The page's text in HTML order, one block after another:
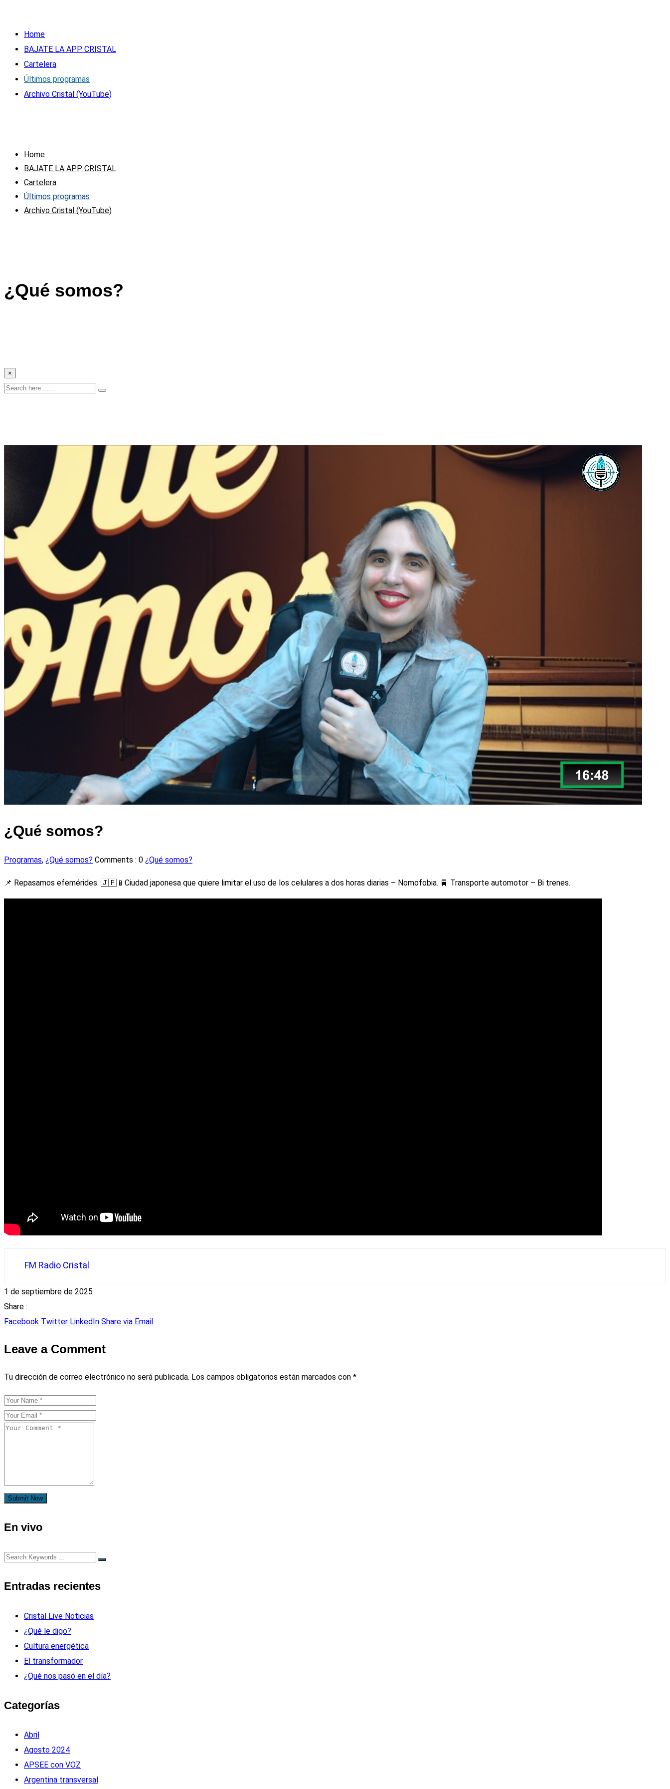
Home
BAJATE LA APP CRISTAL
Cartelera
Últimos programas
Archivo Cristal (YouTube)
Home
BAJATE LA APP CRISTAL
Cartelera
Últimos programas
Archivo Cristal (YouTube)
¿Qué somos?
×
¿Qué somos?
Programas, ¿Qué somos? Comments : 0 ¿Qué somos?
📌 Repasamos efemérides. 🇯🇵📱Ciudad japonesa que quiere limitar el uso de los celulares a dos horas diarias – Nomofobia. 🚆 Transporte automotor – Bi trenes.
FM Radio Cristal
1 de septiembre de 2025
Share :
Facebook Twitter LinkedIn Share via Email
Leave a Comment
Tu dirección de correo electrónico no será publicada. Los campos obligatorios están marcados con *
Submit Now
En vivo
Entradas recientes
Cristal Live Noticias
¿Qué le digo?
Cultura energética
El transformador
¿Qué nos pasó en el día?
Categorías
Abril
Agosto 2024
APSEE con VOZ
Argentina transversal